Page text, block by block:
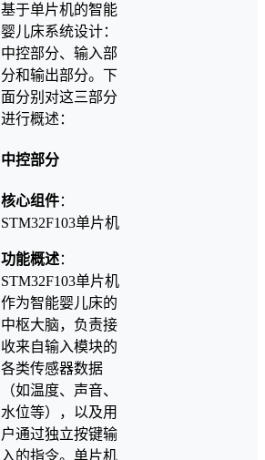
基于单片机的智能
婴儿床系统设计：
中控部分、输入部
分和输出部分。下
面分别对这三部分
进行概述：
中控部分
核心组件：
STM32F103单片机
功能概述：
STM32F103单片机
作为智能婴儿床的
中枢大脑，负责接
收来自输入模块的
各类传感器数据
（如温度、声音、
水位等），以及用
户通过独立按键输
入的指令。单片机